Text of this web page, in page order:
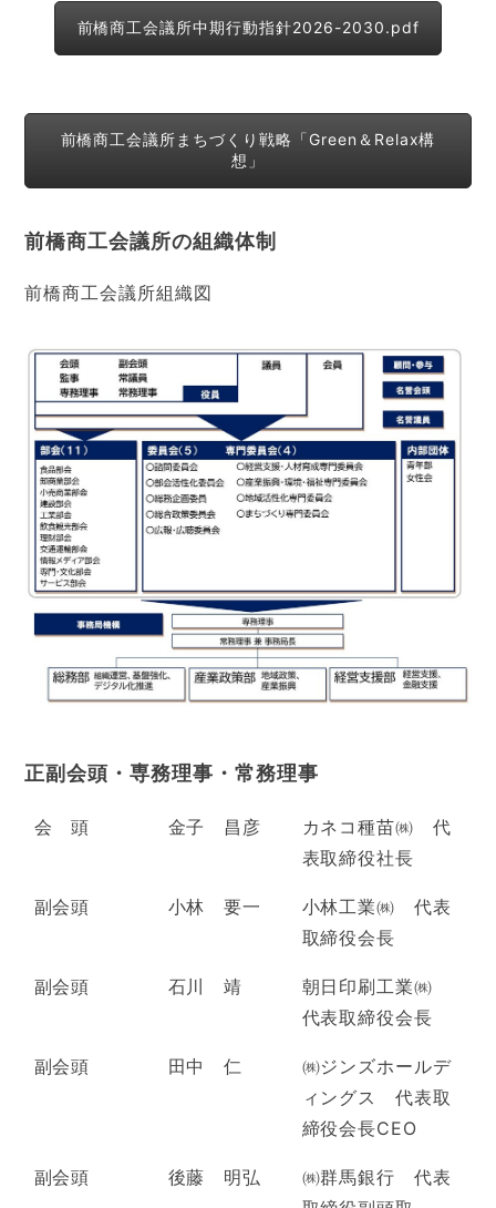
前橋商工会議所中期行動指針2026-2030.pdf
前橋商工会議所まちづくり戦略「Green＆Relax構
想」
前橋商工会議所の組織体制
前橋商工会議所組織図
正副会頭・専務理事・常務理事
会 頭 金子 昌彦
カネコ種苗㈱ 代
表取締役社長
副会頭 小林 要一
小林工業㈱ 代表
取締役会長
副会頭 石川 靖
朝日印刷工業㈱
代表取締役会長
副会頭 田中 仁
㈱ジンズホールデ
ィングス 代表取
締役会長CEO
副会頭 後藤 明弘
㈱群馬銀行 代表